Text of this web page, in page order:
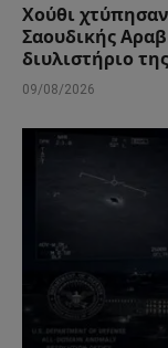
Χούθι
Σαουδικής
διυλιστήριο
09/08/2026